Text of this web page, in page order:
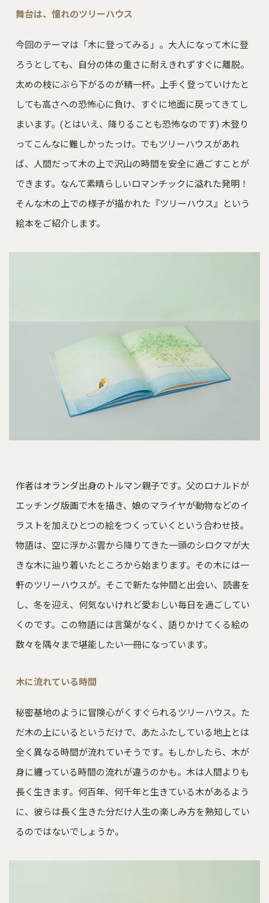
舞台は、憧れのツリーハウス
今回のテーマは「木に登ってみる」。大人になって木に登
ろうとしても、自分の体の重さに耐えきれずすぐに離脱。
太めの枝にぶら下がるのが精一杯。上手く登っていけたと
しても高さへの恐怖心に負け、すぐに地面に戻ってきてし
まいます。(とはいえ、降りることも恐怖なのです) 木登り
ってこんなに難しかったっけ。でもツリーハウスがあれ
ば、人間だって木の上で沢山の時間を安全に過ごすことが
できます。なんて素晴らしいロマンチックに溢れた発明！
そんな木の上での様子が描かれた『ツリーハウス』という
絵本をご紹介します。
作者はオランダ出身のトルマン親子です。父のロナルドが
エッチング版画で木を描き、娘のマライヤが動物などのイ
ラストを加えひとつの絵をつくっていくという合わせ技。
物語は、空に浮かぶ雲から降りてきた一頭のシロクマが大
きな木に辿り着いたところから始まります。その木には一
軒のツリーハウスが。そこで新たな仲間と出会い、読書を
し、冬を迎え、何気ないけれど愛おしい毎日を過ごしてい
くのです。この物語には言葉がなく、語りかけてくる絵の
数々を隅々まで堪能したい一冊になっています。
木に流れている時間
秘密基地のように冒険心がくすぐられるツリーハウス。た
だ木の上にいるというだけで、あたふたしている地上とは
全く異なる時間が流れていそうです。もしかしたら、木が
身に纏っている時間の流れが違うのかも。木は人間よりも
長く生きます。何百年、何千年と生きている木があるよう
に、彼らは長く生きた分だけ人生の楽しみ方を熟知してい
るのではないでしょうか。